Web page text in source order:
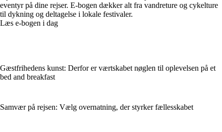
eventyr på dine rejser. E-bogen dækker alt fra vandreture og cykelture
til dykning og deltagelse i lokale festivaler.
Læs e-bogen i dag
Gæstfrihedens kunst: Derfor er værtskabet nøglen til oplevelsen på et
bed and breakfast
Samvær på rejsen: Vælg overnatning, der styrker fællesskabet